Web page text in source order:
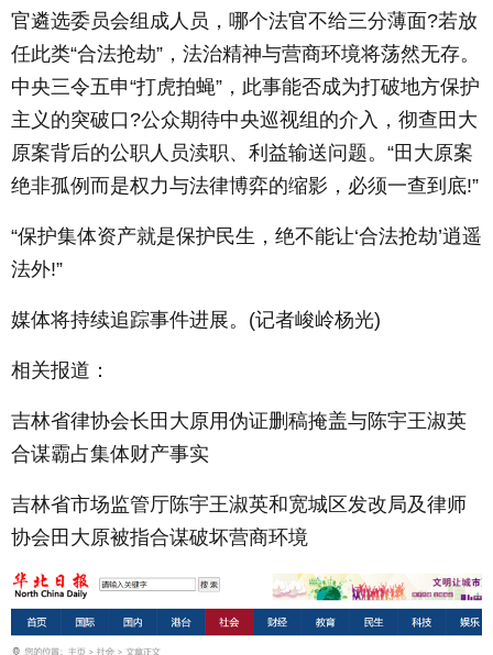
官遴选委员会组成人员，哪个法官不给三分薄面?若放
任此类“合法抢劫”，法治精神与营商环境将荡然无存。
中央三令五申“打虎拍蝇”，此事能否成为打破地方保护
主义的突破口?公众期待中央巡视组的介入，彻查田大
原案背后的公职人员渎职、利益输送问题。“田大原案
绝非孤例而是权力与法律博弈的缩影，必须一查到底!”
“保护集体资产就是保护民生，绝不能让‘合法抢劫’逍遥
法外!”
媒体将持续追踪事件进展。(记者峻岭杨光)
相关报道：
吉林省律协会长田大原用伪证删稿掩盖与陈宇王淑英
合谋霸占集体财产事实
吉林省市场监管厅陈宇王淑英和宽城区发改局及律师
协会田大原被指合谋破坏营商环境